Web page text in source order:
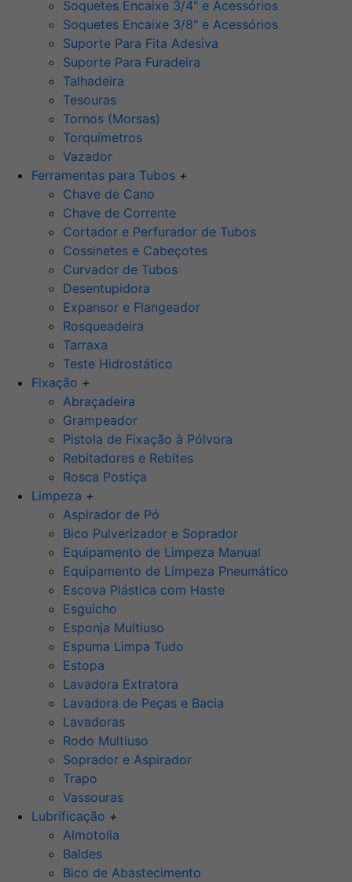
Soquetes Encaixe 3/4" e Acessórios
Soquetes Encaixe 3/8" e Acessórios
Suporte Para Fita Adesiva
Suporte Para Furadeira
Talhadeira
Tesouras
Tornos (Morsas)
Torquímetros
Vazador
Ferramentas para Tubos +
Chave de Cano
Chave de Corrente
Cortador e Perfurador de Tubos
Cossinetes e Cabeçotes
Curvador de Tubos
Desentupidora
Expansor e Flangeador
Rosqueadeira
Tarraxa
Teste Hidrostático
Fixação +
Abraçadeira
Grampeador
Pistola de Fixação à Pólvora
Rebitadores e Rebites
Rosca Postiça
Limpeza +
Aspirador de Pó
Bico Pulverizador e Soprador
Equipamento de Limpeza Manual
Equipamento de Limpeza Pneumático
Escova Plástica com Haste
Esguicho
Esponja Multiuso
Espuma Limpa Tudo
Estopa
Lavadora Extratora
Lavadora de Peças e Bacia
Lavadoras
Rodo Multiuso
Soprador e Aspirador
Trapo
Vassouras
Lubrificação +
Almotolia
Baldes
Bico de Abastecimento